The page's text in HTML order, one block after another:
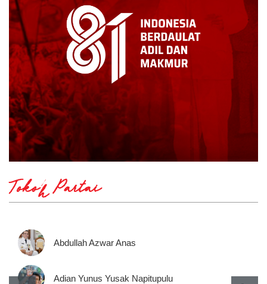
Tokoh Partai
Abdullah Azwar Anas
Adian Yunus Yusak Napitupulu